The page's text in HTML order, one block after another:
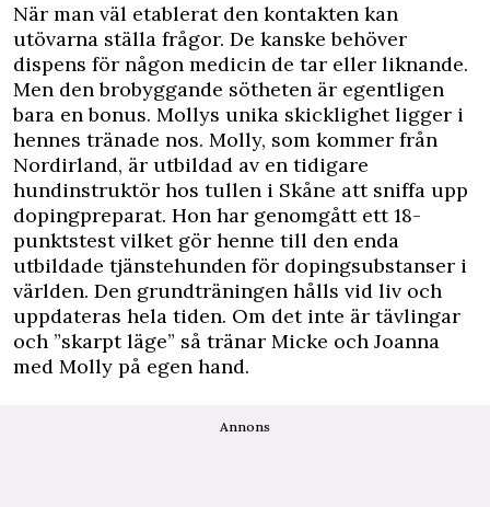
När man väl etablerat den kontakten kan
utövarna ställa frågor. De kanske behöver
dispens för någon medicin de tar eller liknande.
Men den brobyggande sötheten är egentligen
bara en bonus. Mollys unika skicklighet ligger i
hennes tränade nos. Molly, som kommer från
Nordirland, är utbildad av en tidigare
hundinstruktör hos tullen i Skåne att sniffa upp
dopingpreparat. Hon har genomgått ett 18-
punktstest vilket gör henne till den enda
utbildade tjänstehunden för dopingsubstanser i
världen. Den grundträningen hålls vid liv och
uppdateras hela tiden. Om det inte är tävlingar
och ”skarpt läge” så tränar Micke och Joanna
med Molly på egen hand.
Annons